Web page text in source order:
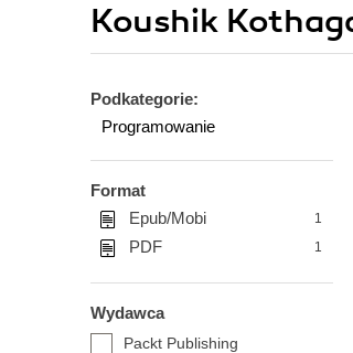
Koushik
Podkategorie:
Programowanie
Format
Epub/Mobi
1
PDF 1
Wydawca
Packt Publishing